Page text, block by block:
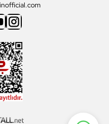
Instagram